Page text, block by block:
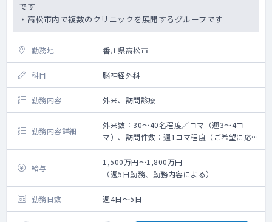
です
・高松市内で複数のクリニックを展開するグループです
勤務地 香川県高松市
科目 脳神経外科
勤務内容 外来、訪問診療
勤務内容詳細
外来数：30～40名程度／コマ（週3～4コ
マ）、訪問件数：週1コマ程度（ご希望に応ず
る）
救急搬入数：無
手術数：無
給与
1,500万円～1,800万円
（週5日勤務、勤務内容による）
勤務日数 週4日～5日